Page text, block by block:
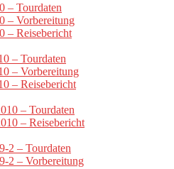
– Tourdaten
– Vorbereitung
– Reisebericht
– Tourdaten
– Vorbereitung
– Reisebericht
– Tourdaten
– Reisebericht
2 – Tourdaten
2 – Vorbereitung